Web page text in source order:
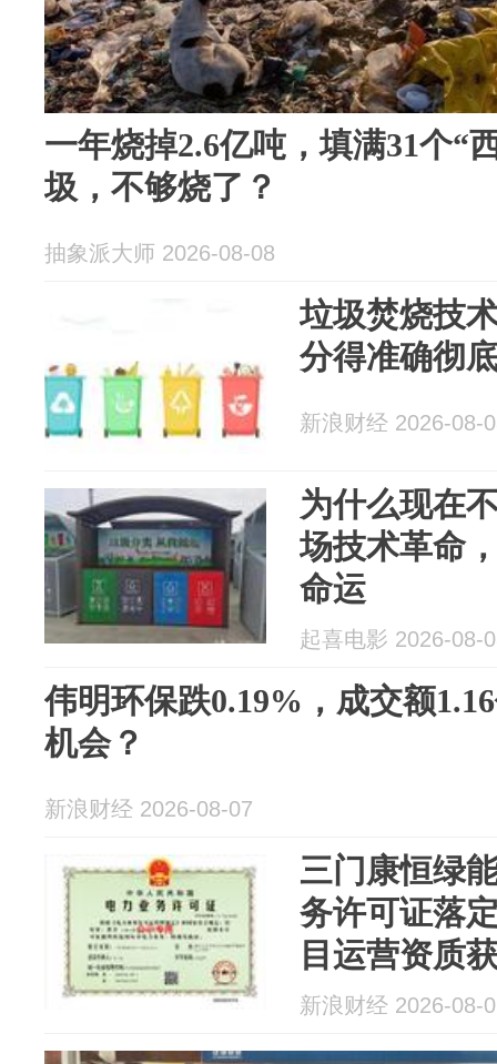
一年烧掉2.6亿吨，填满31个“
圾，不够烧了？
抽象派大师 2026-08-08
垃圾焚烧技
分得准确彻
新浪财经 2026-08-
为什么现在
场技术革命
命运
起喜电影 2026-08-
伟明环保跌0.19%，成交额
机会？
新浪财经 2026-08-07
三门康恒绿
务许可证落
目运营资质
新浪财经 2026-08-